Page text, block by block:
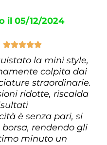
il 05/12/2024

la mini style,
colpita dai
straordinarie.
ridotte, riscalda
è senza pari, si
rendendo gli
minuto un